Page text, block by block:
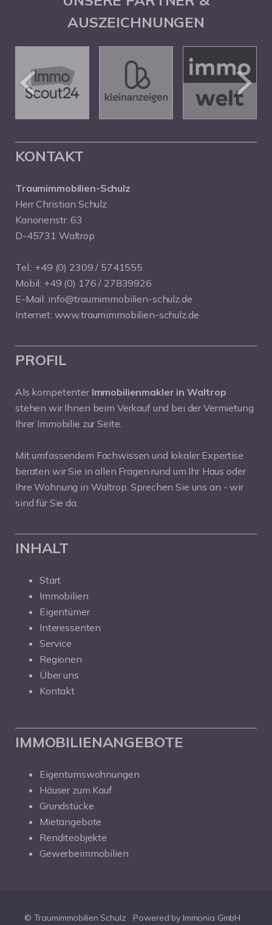
AUSZEICHNUNGEN
KONTAKT
Traumimmobilien-Schulz
Herr Christian Schulz
Kanonenstr. 63
D-45731 Waltrop
Tel.: +49 (0) 2309 / 5741555
Mobil: +49 (0) 176 / 27839926
E-Mail: info@traumimmobilien-schulz.de
Internet: www.traumimmobilien-schulz.de
PROFIL
Als kompetenter Immobilienmakler in Waltrop
stehen wir Ihnen beim Verkauf und bei der Vermietung
Ihrer Immobilie zur Seite.
Mit umfassendem Fachwissen und lokaler Expertise
beraten wir Sie in allen Fragen rund um Ihr Haus oder
Ihre Wohnung in Waltrop. Sprechen Sie uns an - wir
sind für Sie da.
INHALT
Start
Immobilien
Eigentümer
Interessenten
Service
Regionen
Über uns
Kontakt
IMMOBILIENANGEBOTE
Eigentumswohnungen
Häuser zum Kauf
Grundstücke
Mietangebote
Renditeobjekte
Gewerbeimmobilien
© Traumimmobilien Schulz Powered by Immonia GmbH